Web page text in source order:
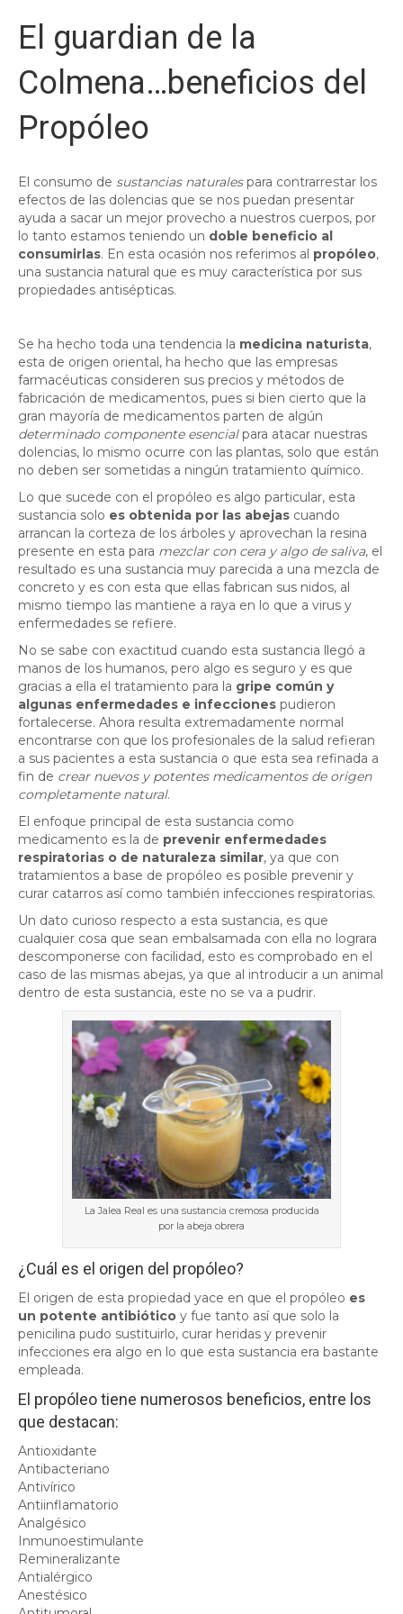
El guardian de la
Colmena…beneficios del
Propóleo
El consumo de sustancias naturalespara contrarrestar los
efectos de las dolencias que se nos puedan presentar
ayuda a sacar un mejor provecho a nuestros cuerpos, por
lo tanto estamos teniendo un doble beneficio al
consumirlas. En esta ocasión nos referimos al propóleo,
una sustancia natural que es muy característica por sus
propiedades antisépticas.
Se ha hecho toda una tendencia la medicina naturista,
esta de origen oriental, ha hecho que las empresas
farmacéuticas consideren sus precios y métodos de
fabricación de medicamentos, pues si bien cierto que la
gran mayoría de medicamentos parten de algún
determinado componente esencialpara atacar nuestras
dolencias, lo mismo ocurre con las plantas, solo que están
no deben ser sometidas a ningún tratamiento químico.
Lo que sucede con el propóleo es algo particular, esta
sustancia solo es obtenida por las abejas cuando
arrancan la corteza de los árboles y aprovechan la resina
presente en esta para mezclar con cera y algo de saliva, el
resultado es una sustancia muy parecida a una mezcla de
concreto y es con esta que ellas fabrican sus nidos, al
mismo tiempo las mantiene a raya en lo que a virus y
enfermedades se refiere.
No se sabe con exactitud cuando esta sustancia llegó a
manos de los humanos, pero algo es seguro y es que
gracias a ella el tratamiento para la gripe común y
algunas enfermedades e infecciones pudieron
fortalecerse. Ahora resulta extremadamente normal
encontrarse con que los profesionales de la salud refieran
a sus pacientes a esta sustancia o que esta sea refinada a
fin de crear nuevos y potentes medicamentos de origen
completamente natural.
El enfoque principal de esta sustancia como
medicamento es la de prevenir enfermedades
respiratorias o de naturaleza similar, ya que con
tratamientos a base de propóleo es posible prevenir y
curar catarros así como también infecciones respiratorias.
Un dato curioso respecto a esta sustancia, es que
cualquier cosa que sean embalsamada con ella no lograra
descomponerse con facilidad, esto es comprobado en el
caso de las mismas abejas, ya que al introducir a un animal
dentro de esta sustancia, este no se va a pudrir.
La Jalea Real es una sustancia cremosa producida
por la abeja obrera
¿Cuál es el origen del propóleo?
El origen de esta propiedad yace en que el propóleo es
un potente antibiótico y fue tanto así que solo la
penicilina pudo sustituirlo, curar heridas y prevenir
infecciones era algo en lo que esta sustancia era bastante
empleada.
El propóleo tiene numerosos beneficios, entre los
que destacan:
Antioxidante
Antibacteriano
Antivírico
Antiinflamatorio
Analgésico
Inmunoestimulante
Remineralizante
Antialérgico
Anestésico